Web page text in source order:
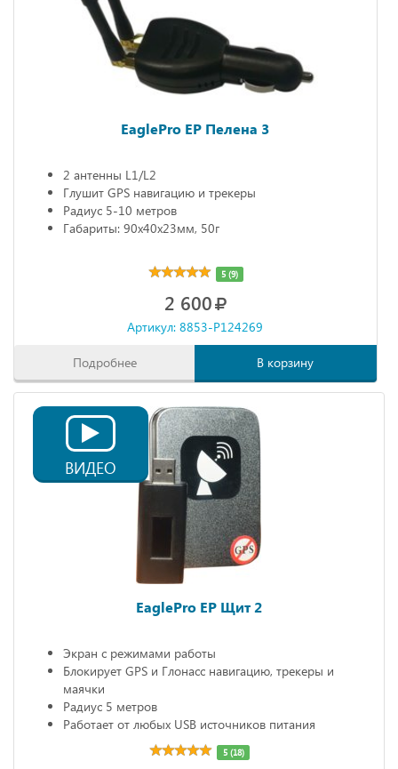
EaglePro EP Пелена 3
2 антенны L1/L2
Глушит GPS навигацию и трекеры
Радиус 5-10 метров
Габариты: 90х40х23мм, 50г
5 (9)
2 600
Артикул: 8853-P124269
Подробнее В корзину
ВИДЕО
EaglePro EP Щит 2
Экран с режимами работы
Блокирует GPS и Глонасс навигацию, трекеры и
маячки
Радиус 5 метров
Работает от любых USB источников питания
Габариты: 68х20х10 мм
5 (18)